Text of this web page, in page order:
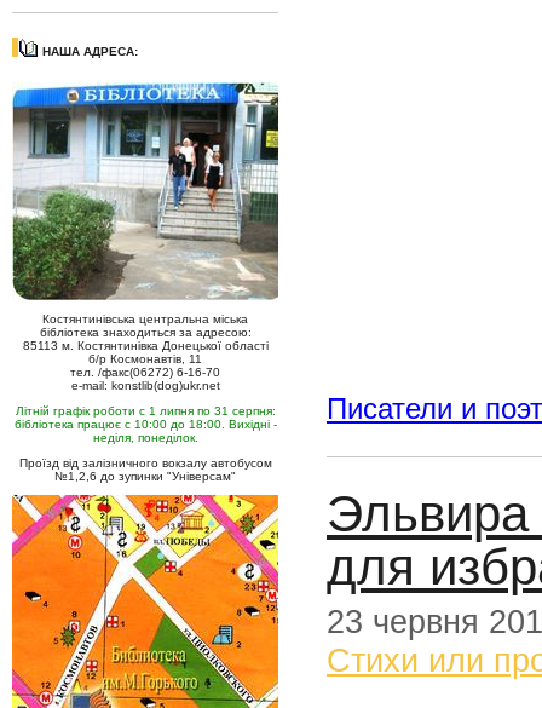
НАША АДРЕСА:
Костянтинівська центральна міська
бібліотека знаходиться за адресою:
85113 м. Костянтинівка Донецької області
б/р Космонавтів, 11
тел. /факс(06272) 6-16-70
e-mail: konstlib(dog)ukr.net
Літній графік роботи с 1 липня по 31 серпня:
бібліотека працює с 10:00 до 18:00. Вихідні -
неділя, понеділок.
Проїзд від залізничного вокзалу автобусом
№1,2,6 до зупинки "Універсам"
Писатели и
для
23 червня
Стихи или